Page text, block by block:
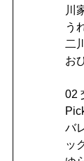
川
う
二
お
02
バ
ッ